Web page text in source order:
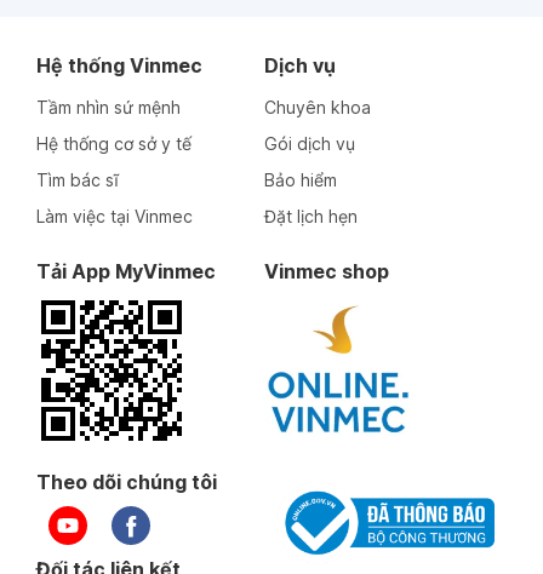
Hệ thống Vinmec
Tầm nhìn sứ mệnh
Hệ thống cơ sở y tế
Tìm bác sĩ
Làm việc tại Vinmec
Dịch vụ
Chuyên khoa
Gói dịch vụ
Bảo hiểm
Đặt lịch hẹn
Tải App MyVinmec Vinmec shop
Theo dõi chúng tôi
Đối tác liên kết